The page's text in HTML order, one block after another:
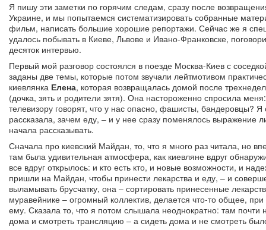
Я пишу эти заметки по горячим следам, сразу после
Украине, и мы попытаемся систематизировать собранные
фильм, написать большие хорошие репортажи. Сейчас же я
удалось побывать в Киеве, Львове и Ивано-Франковске,
десяток интервью.
Первый мой разговор состоялся в поезде Москва-Киев с
заданы две темы, которые потом звучали лейтмотивом
киевлянка Елена, которая возвращалась домой после
(дочка, зять и родители зятя). Она настороженно спросила
телевизору говорят, что у нас опасно, фашисты, бандеровцы?
рассказала, зачем еду, – и у нее сразу поменялось выражение
начала рассказывать.
Сначала про киевский Майдан, то, что я много раз читала, но
там была удивительная атмосфера, как киевляне вдруг
все вдруг открылось: и кто есть кто, и новые возможности, и
пришли на Майдан, чтобы принести лекарства и еду, – и
выламывать брусчатку, она – сортировать принесенные
муравейнике – огромный коллектив, делается что-то общее,
ему. Сказала то, что я потом слышала неоднократно: там
дома и смотреть трансляцию – а сидеть дома и не смотреть